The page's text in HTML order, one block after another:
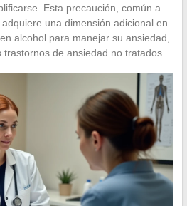
Esta precaución, común a
una dimensión adicional en
alcohol para manejar su ansiedad,
de ansiedad no tratados.